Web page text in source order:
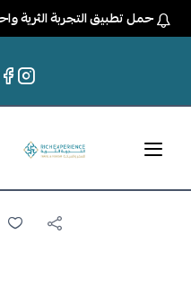
حمل تطبيق التجربة الثرية